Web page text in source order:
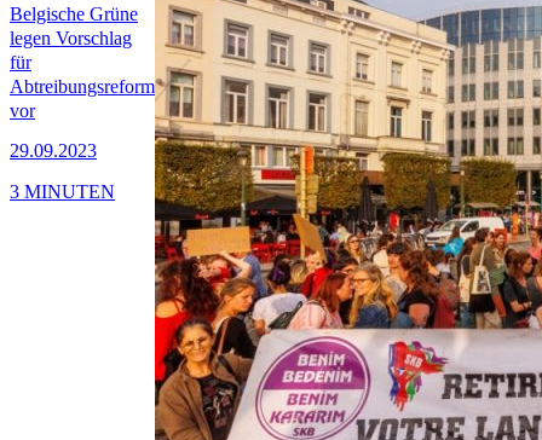
Belgische Grüne
legen Vorschlag
für
Abtreibungsreform
vor
29.09.2023
3 MINUTEN